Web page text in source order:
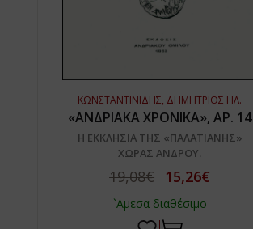
ΚΩΝΣΤΑΝΤΙΝΙΔΗΣ, ΔΗΜΗΤΡΙΟΣ ΗΛ.
«ΑΝΔΡΙΑΚΑ ΧΡΟΝΙΚΑ», ΑΡ. 14
Η ΕΚΚΛΗΣΙΑ ΤΗΣ «ΠΑΛΑΤΙΑΝΗΣ»
ΧΩΡΑΣ ΑΝΔΡΟΥ.
19,08€ 15,26€
`Αμεσα διαθέσιμο